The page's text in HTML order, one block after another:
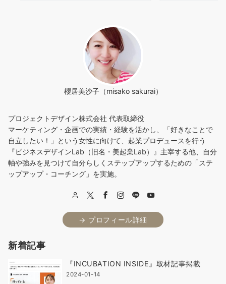
櫻居美沙子（misako sakurai）
プロジェクトデザイン株式会社 代表取締役
マーケティング・企画での実績・経験を活かし、「好きなことで
自立したい！」という女性に向けて、起業プロデュースを行う
『ビジネスデザインLab（旧名・美起業Lab）』主宰する他、自分
軸や強みを見つけて自分らしくステップアップするための「ステ
ップアップ・コーチング」を実施。
→ プロフィール詳細
新着記事
『INCUBATION INSIDE』取材記事掲載
2024-01-14